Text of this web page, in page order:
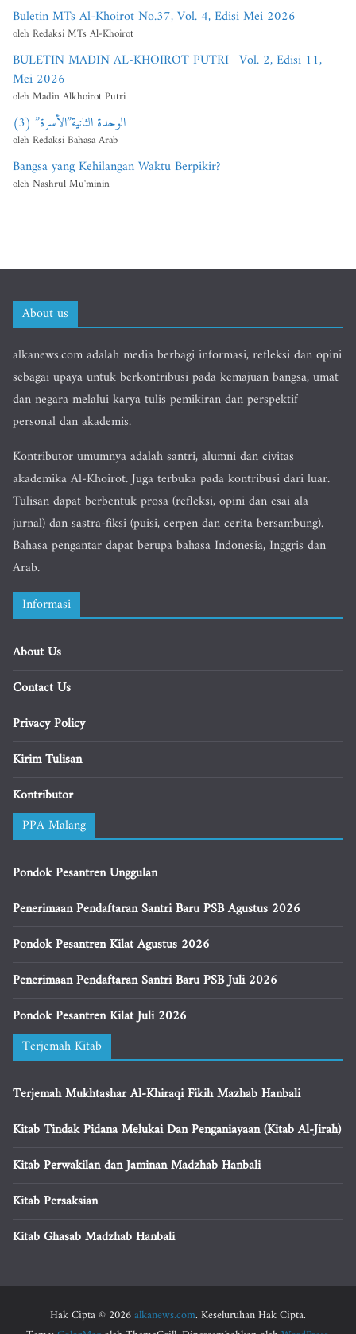
Buletin MTs Al-Khoirot No.37, Vol. 4, Edisi Mei 2026
oleh Redaksi MTs Al-Khoirot
BULETIN MADIN AL-KHOIROT PUTRI | Vol. 2, Edisi 11,
Mei 2026
oleh Madin Alkhoirot Putri
الوحدة الثانية”الأسرة” (3)
oleh Redaksi Bahasa Arab
Bangsa yang Kehilangan Waktu Berpikir?
oleh Nashrul Mu'minin
About us
alkanews.com adalah media berbagi informasi, refleksi dan opini
sebagai upaya untuk berkontribusi pada kemajuan bangsa, umat
dan negara melalui karya tulis pemikiran dan perspektif
personal dan akademis.
Kontributor umumnya adalah santri, alumni dan civitas
akademika Al-Khoirot. Juga terbuka pada kontribusi dari luar.
Tulisan dapat berbentuk prosa (refleksi, opini dan esai ala
jurnal) dan sastra-fiksi (puisi, cerpen dan cerita bersambung).
Bahasa pengantar dapat berupa bahasa Indonesia, Inggris dan
Arab.
Informasi
About Us
Contact Us
Privacy Policy
Kirim Tulisan
Kontributor
PPA Malang
Pondok Pesantren Unggulan
Penerimaan Pendaftaran Santri Baru PSB Agustus 2026
Pondok Pesantren Kilat Agustus 2026
Penerimaan Pendaftaran Santri Baru PSB Juli 2026
Pondok Pesantren Kilat Juli 2026
Terjemah Kitab
Terjemah Mukhtashar Al-Khiraqi Fikih Mazhab Hanbali
Kitab Tindak Pidana Melukai Dan Penganiayaan (Kitab Al-Jirah)
Kitab Perwakilan dan Jaminan Madzhab Hanbali
Kitab Persaksian
Kitab Ghasab Madzhab Hanbali
Hak Cipta © 2026alkanews.com. Keseluruhan Hak Cipta.